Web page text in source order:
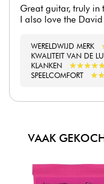
Great guitar, truly in
I also love the
WERELDWIJD MERK
KWALITEIT VAN DE
KLANKEN ★★★★
★★★★
SPEELCOMFORT ★★
★★
VAAK